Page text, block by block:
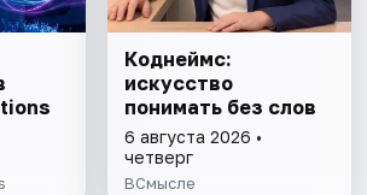
Коднеймс:
искусство
понимать без слов
6 августа 2026 •
четверг
ВСмысле